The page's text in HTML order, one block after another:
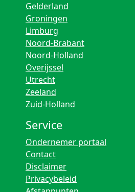
Gelderland
Groningen
Limburg
Noord-Brabant
Noord-Holland
Overijssel
Utrecht
Zeeland
Zuid-Holland
Service
Ondernemer portaal
Contact
Disclaimer
Privacybeleid